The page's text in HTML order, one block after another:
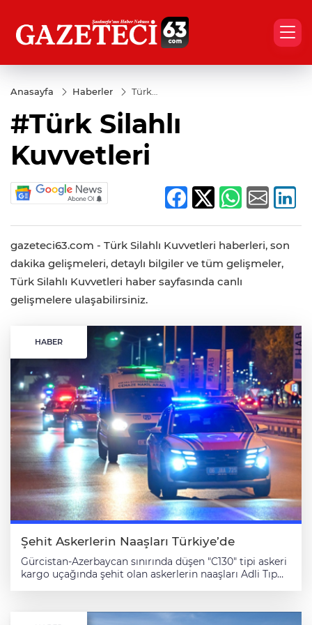
Anasayfa Haberler
Türk
Kuvvetleri
#Türk Silahlı
Kuvvetleri
gazeteci63.com - Türk Silahlı Kuvvetleri haberleri, son
dakika gelişmeleri, detaylı bilgiler ve tüm gelişmeler,
Türk Silahlı Kuvvetleri haber sayfasında canlı
gelişmelere ulaşabilirsiniz.
HABER
Şehit Askerlerin Naaşları Türkiye’de
Gürcistan-Azerbaycan sınırında düşen "C130" tipi askeri
kargo uçağında şehit olan askerlerin naaşları Adli Tıp
uçağının enkazında yapılan arama çalışmaları sonucu